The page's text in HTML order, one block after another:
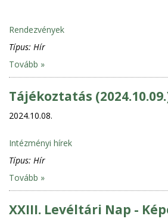
Rendezvények
Típus: Hír
Tovább »
Tájékoztatás
2024.10.08.
Intézményi hírek
Típus: Hír
Tovább »
XXIII. Levéltári Nap -